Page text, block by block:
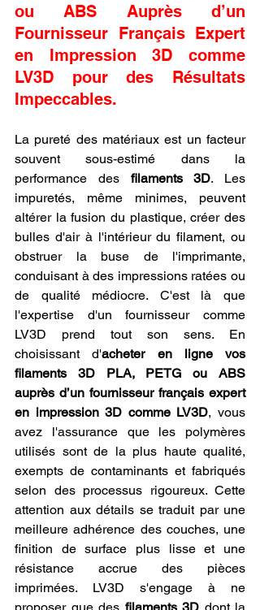
ou ABS Auprès d’un
Fournisseur Français Expert
en Impression 3D comme
LV3D pour des Résultats
Impeccables.
La pureté des matériaux est un facteur
souvent sous-estimé dans la
performance des filaments 3D. Les
impuretés, même minimes, peuvent
altérer la fusion du plastique, créer des
bulles d'air à l'intérieur du filament, ou
obstruer la buse de l'imprimante,
conduisant à des impressions ratées ou
de qualité médiocre. C'est là que
l'expertise d'un fournisseur comme
LV3D prend tout son sens. En
choisissant d'acheter en ligne vos
filaments 3D PLA, PETG ou ABS
auprès d’un fournisseur français expert
en impression 3D comme LV3D, vous
avez l'assurance que les polymères
utilisés sont de la plus haute qualité,
exempts de contaminants et fabriqués
selon des processus rigoureux. Cette
attention aux détails se traduit par une
meilleure adhérence des couches, une
finition de surface plus lisse et une
résistance accrue des pièces
imprimées. LV3D s'engage à ne